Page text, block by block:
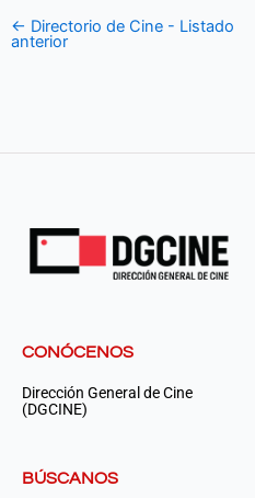
← Directorio de Cine - Listado
anterior
CONÓCENOS
Dirección General de Cine
(DGCINE)
BÚSCANOS